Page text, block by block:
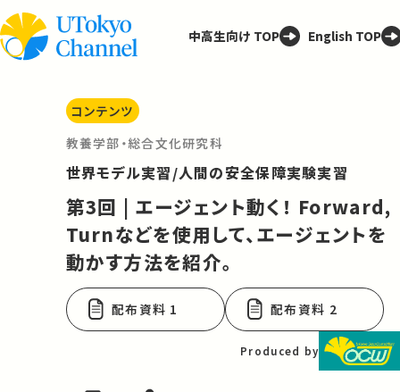
中高生向け TOP English TOP
コンテンツ
教養学部・総合文化研究科
世界モデル実習/人間の安全保障実験実習
第3回 | エージェント動く！ Forward,
Turnなどを使用して、エージェントを
動かす方法を紹介。
配布資料 1 配布資料 2
Produced by